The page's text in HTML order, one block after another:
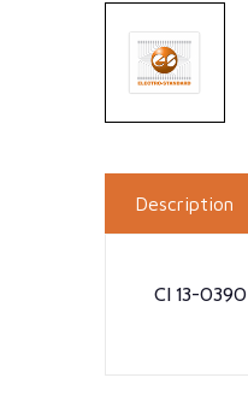
Description
CI 13-0390